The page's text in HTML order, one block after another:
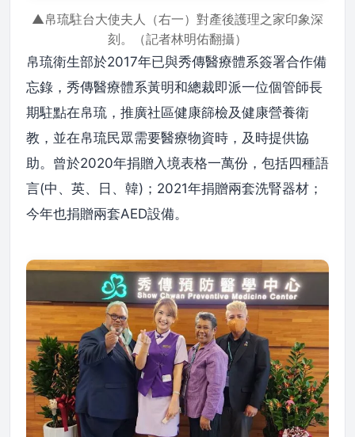
▲帛琉駐台大使夫人（右一）對產後護理之家印象深
刻。（記者林明佑翻攝）
帛琉衛生部於2017年已與秀傳醫療體系簽署合作備
忘錄，秀傳醫療體系黃明和總裁即派一位個管師長
期駐點在帛琉，推廣社區健康篩檢及健康營養衛
教，並在帛琉民眾需要醫療物資時，及時提供協
助。曾於2020年捐贈入境表格一萬份，包括四種語
言(中、英、日、韓)；2021年捐贈兩套洗腎器材；
今年也捐贈兩套AED設備。